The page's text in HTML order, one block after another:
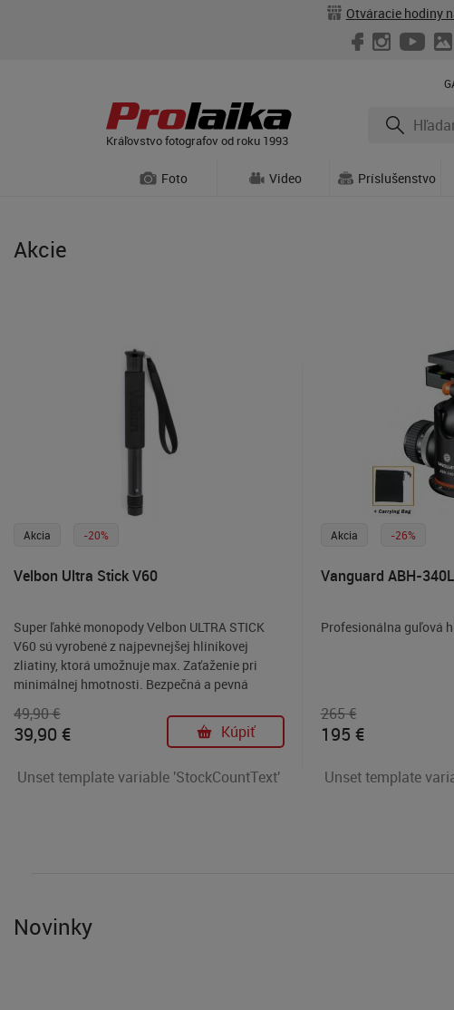
Otváracie hodiny
Kráľovstvo fotografov od roku 1993
Foto Video Príslušenstvo
Akcie
Akcia -20%
Velbon Ultra Stick V60
Super ľahké monopody Velbon ULTRA STICK
V60 sú vyrobené z najpevnejšej hliníkovej
zliatiny, ktorá umožnuje max. Zaťaženie pri
minimálnej hmotnosti. Bezpečná a pevná
patentovaná technológia Twist Lock umožňuje
- na rozdiel od svoriek alebo matíc - minimálne
stave.Monopody sú určené pre prácu s CSC
49,90 €
39,90 € Kúpiť
Unset template variable 'StockCountText'
Akcia -26%
Vanguard ABH-
Profesionálna guľová
265 €
195 €
Unset template
Novinky